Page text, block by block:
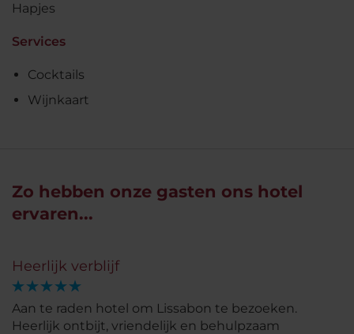
Hapjes
Services
Cocktails
Wijnkaart
Zo hebben onze gasten ons hotel
ervaren...
Heerlijk verblijf
Aan te raden hotel om Lissabon te bezoeken.
Heerlijk ontbijt, vriendelijk en behulpzaam